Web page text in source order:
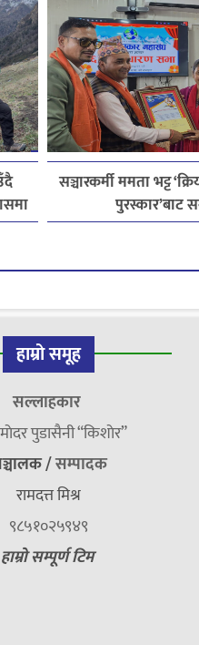
सञ्चारकर्मी ममता भट्ट
पुरस्कार’बाट
हाम्रो समूह
सल्लाहकार
पुडासैनी “किशाेर”
/सम्पादक
रामदत्त मिश्र
९८५१०२५९४९
हाम्रो सम्पूर्ण टिम